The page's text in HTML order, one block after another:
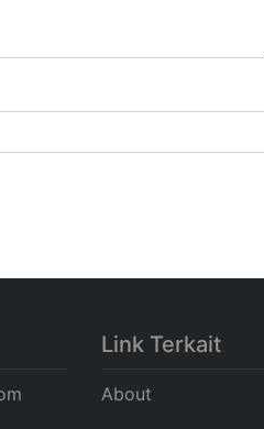
Link Terkait
About